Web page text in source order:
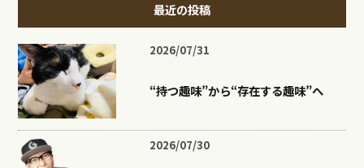
最近の投稿
2026/07/31
“持つ趣味”から“存在する趣味”へ
2026/07/30